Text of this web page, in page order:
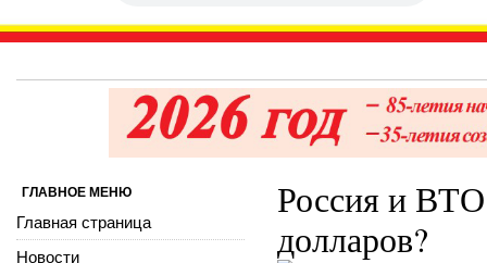
Россия и
долларов?
ГЛАВНОЕ МЕНЮ
Главная страница
Новости